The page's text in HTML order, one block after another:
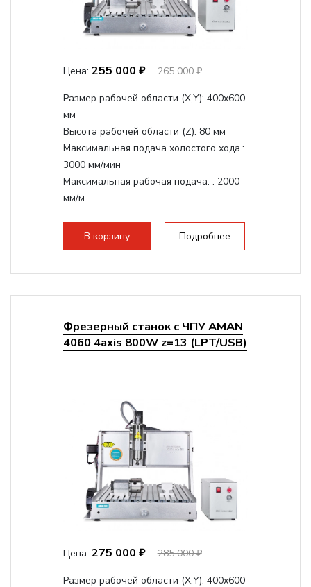
Цена: 255 000 ₽ 265 000 ₽
Размер рабочей области (Х,Y): 400x600
мм
Высота рабочей области (Z): 80 мм
Максимальная подача холостого хода.:
3000 мм/мин
Максимальная рабочая подача. : 2000
мм/м
стандартно:Т-слот
Цанговый патрон:ER11
В корзину Подробнее
Фрезерный станок с ЧПУ AMAN
4060 4axis 800W z=13 (LPT/USB)
Цена: 275 000 ₽ 285 000 ₽
Размер рабочей области (Х,Y): 400x600